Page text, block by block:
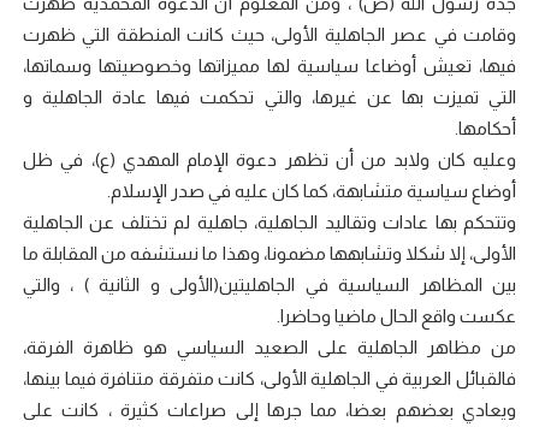
وقامت في عصر الجاهلية الأولى، حيث كانت المنطقة التي ظهرت
فيها، تعيش أوضاعا سياسية لها مميزاتها وخصوصيتها وسماتها،
التي تميزت بها عن غيرها، والتي تحكمت فيها عادة الجاهلية و
أحكامها.
وعليه كان ولابد من أن تظهر دعوة الإمام المهدي (ع)، في ظل
أوضاع سياسية متشابهة، كما كان عليه في صدر الإسلام.
وتتحكم بها عادات وتقاليد الجاهلية، جاهلية لم تختلف عن الجاهلية
الأولى، إلا شكلا وتشابهها مضمونا، وهذا ما نستشفه من المقابلة ما
بين المظاهر السياسية في الجاهليتين(الأولى و الثانية ) ، والتي
عكست واقع الحال ماضيا وحاضرا.
من مظاهر الجاهلية على الصعيد السياسي هو ظاهرة الفرقة،
فالقبائل العربية في الجاهلية الأولى، كانت متفرقة متنافرة فيما بينها،
ويعادي بعضهم بعضا، مما جرها إلى صراعات كثيرة ، كانت على